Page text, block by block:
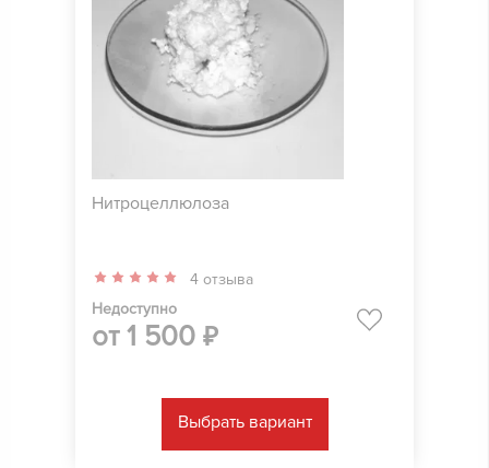
Нитроцеллюлоза
4 отзыва
Недоступно
от1 500 ₽
Выбрать вариант